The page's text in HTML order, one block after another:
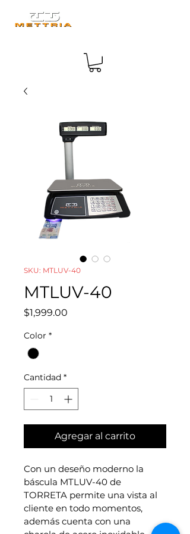
SKU: MTLUV-40
MTLUV-40
$1,999.00
Color *
Cantidad *
Agregar al carrito
Con un deseño moderno la
báscula MTLUV-40 de
TORRETA permite una vista al
cliente en todo momentos,
además cuenta con una